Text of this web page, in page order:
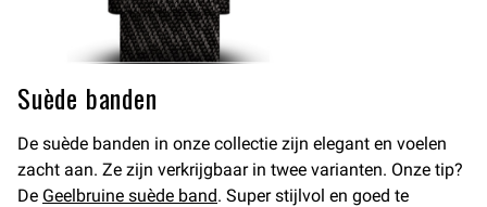
Suède banden
De suède banden in onze collectie zijn elegant en voelen
zacht aan. Ze zijn verkrijgbaar in twee varianten. Onze tip?
De Geelbruine suède band. Super stijlvol en goed te